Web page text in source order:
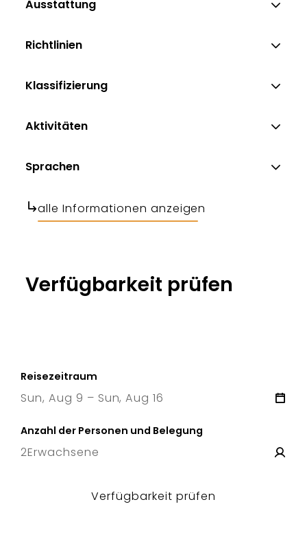
Ausstattung
Richtlinien
Klassifizierung
Aktivitäten
Sprachen
alle Informationen anzeigen
Verfügbarkeit prüfen
Reisezeitraum
Sun, Aug 9 – Sun, Aug 16
Anzahl der Personen und Belegung
2Erwachsene
Verfügbarkeit prüfen